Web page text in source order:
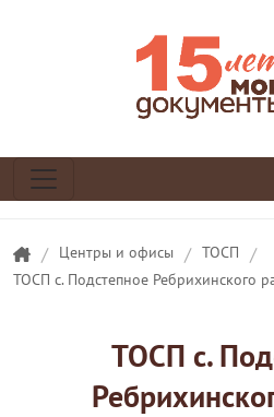
/ Центры и офисы / ТОСП /
ТОСП с. Подстепное Ребрихинского
ТОСП с.